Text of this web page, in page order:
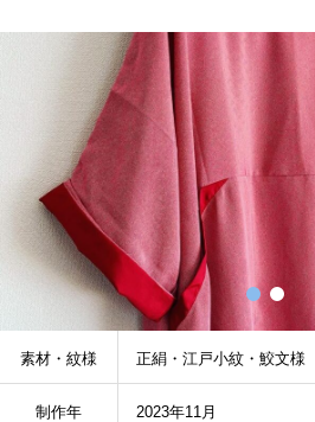
素材・紋様 正絹・江戸小紋・鮫文様
制作年 2023年11月